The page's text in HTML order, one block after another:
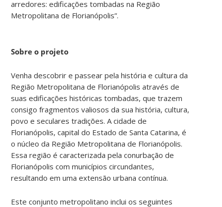
arredores: edificações tombadas na Região
Metropolitana de Florianópolis”.
Sobre o projeto
Venha descobrir e passear pela história e cultura da
Região Metropolitana de Florianópolis através de
suas edificações históricas tombadas, que trazem
consigo fragmentos valiosos da sua história, cultura,
povo e seculares tradições. A cidade de
Florianópolis, capital do Estado de Santa Catarina, é
o núcleo da Região Metropolitana de Florianópolis.
Essa região é caracterizada pela conurbação de
Florianópolis com municípios circundantes,
resultando em uma extensão urbana contínua.
Este conjunto metropolitano inclui os seguintes